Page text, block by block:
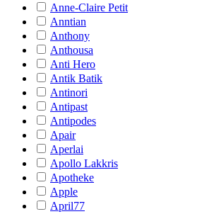
Anne-Claire Petit
Anntian
Anthony
Anthousa
Anti Hero
Antik Batik
Antinori
Antipast
Antipodes
Apair
Aperlai
Apollo Lakkris
Apotheke
Apple
April77